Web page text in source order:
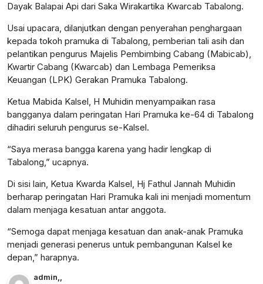
Dayak Balapai Api dari Saka Wirakartika Kwarcab Tabalong.
Usai upacara, dilanjutkan dengan penyerahan penghargaan
kepada tokoh pramuka di Tabalong, pemberian tali asih dan
pelantikan pengurus Majelis Pembimbing Cabang (Mabicab),
Kwartir Cabang (Kwarcab) dan Lembaga Pemeriksa
Keuangan (LPK) Gerakan Pramuka Tabalong.
Ketua Mabida Kalsel, H Muhidin menyampaikan rasa
bangganya dalam peringatan Hari Pramuka ke-64 di Tabalong
dihadiri seluruh pengurus se-Kalsel.
“Saya merasa bangga karena yang hadir lengkap di
Tabalong,” ucapnya.
Di sisi lain, Ketua Kwarda Kalsel, Hj Fathul Jannah Muhidin
berharap peringatan Hari Pramuka kali ini menjadi momentum
dalam menjaga kesatuan antar anggota.
“Semoga dapat menjaga kesatuan dan anak-anak Pramuka
menjadi generasi penerus untuk pembangunan Kalsel ke
depan,” harapnya.
admin,,